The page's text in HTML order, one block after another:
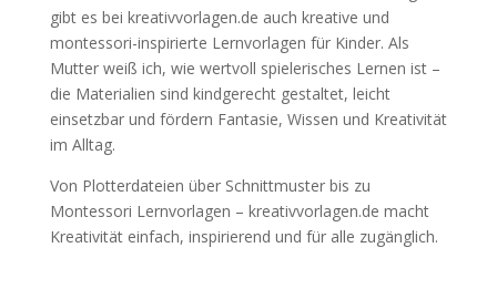
gibt es bei kreativvorlagen.de auch kreative und
montessori-inspirierte Lernvorlagen für Kinder. Als
Mutter weiß ich, wie wertvoll spielerisches Lernen ist –
die Materialien sind kindgerecht gestaltet, leicht
einsetzbar und fördern Fantasie, Wissen und Kreativität
im Alltag.
Von Plotterdateien über Schnittmuster bis zu
Montessori Lernvorlagen – kreativvorlagen.de macht
Kreativität einfach, inspirierend und für alle zugänglich.